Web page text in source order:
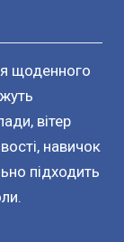
щоденного
вітер
навичок
підходить